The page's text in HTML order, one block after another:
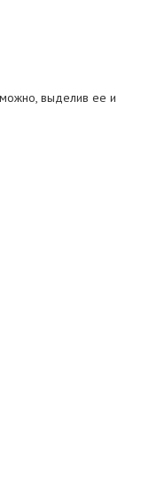
выделив ее и